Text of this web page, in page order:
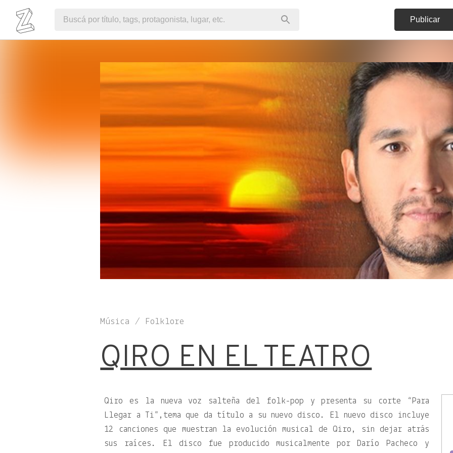
Publicar
Música / Folklore
QIRO EN EL TEATRO
Qiro es la nueva voz salteña del folk-pop y presenta su corte “Para
Llegar a Ti”,tema que da título a su nuevo disco. El nuevo disco incluye
12 canciones que muestran la evolución musical de Qiro, sin dejar atrás
sus raíces. El disco fue producido musicalmente por Darío Pacheco y